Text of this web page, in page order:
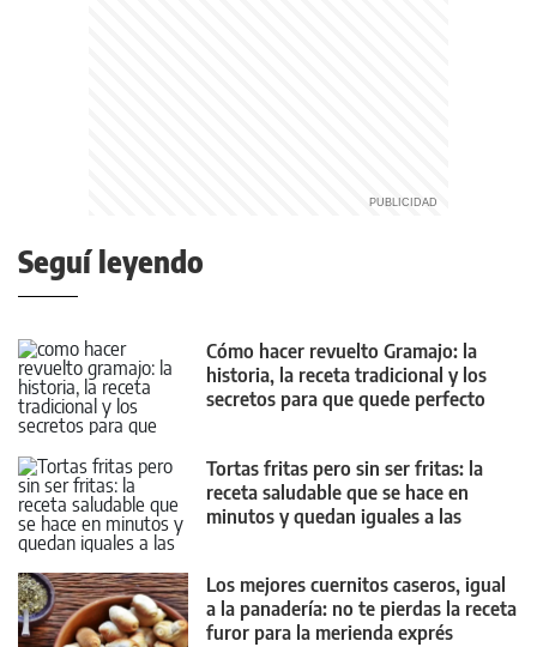
Seguí leyendo
Cómo hacer revuelto Gramajo: la
historia, la receta tradicional y los
secretos para que quede perfecto
Tortas fritas pero sin ser fritas: la
receta saludable que se hace en
minutos y quedan iguales a las
Los mejores cuernitos caseros, igual
a la panadería: no te pierdas la receta
furor para la merienda exprés